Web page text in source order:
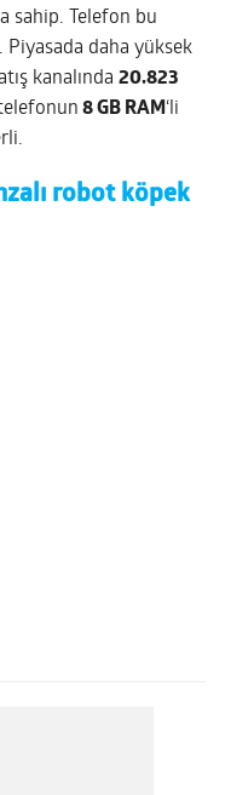
sahip. Telefon bu
Piyasada daha yüksek
kanalında20.823
8 GB RAM ‘li
robot köpek